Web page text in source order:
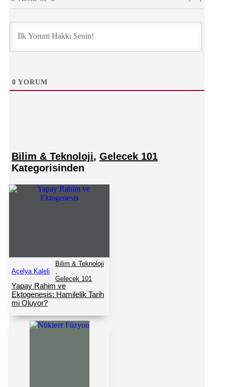
0 YORUM
Bilim & Teknoloji, Gelecek 101
Kategorisinden
Açelya Kaleli
Bilim & Teknoloji
,
Gelecek 101
Yapay Rahim ve
Ektogenesis: Hamilelik Tarih
mi Oluyor?